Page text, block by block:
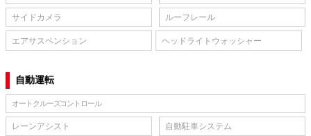
サイドカメラ ルーフレール
エアサスペンション ヘッドライトウォッシャー
自動運転
オートクルーズコントロール
レーンアシスト 自動駐車システム